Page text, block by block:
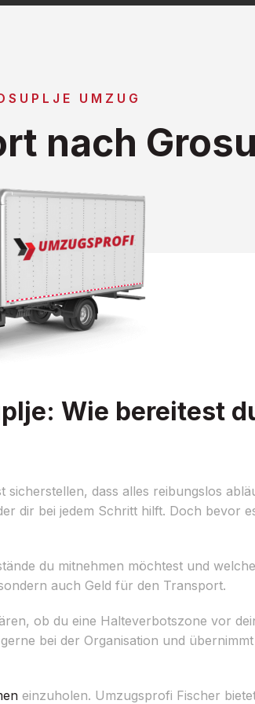
UMZUG
nach
Wie bereitest
dass alles reibungslos
dir bei jedem Schritt hilft. Doch bevor
du mitnehmen möchtest und
auch Geld für den Transport.
ob du eine Halteverbotszone vor
bei der Organisation und
einzuholen. Umzugsprofi Fischer